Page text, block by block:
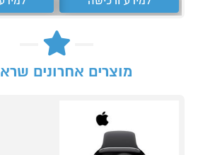
מוצרים אחרונים